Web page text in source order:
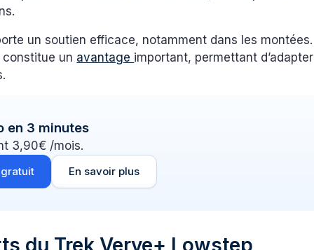
un soutien efficace, notamment dans les montées.
constitue un avantage important, permettant d’adapter
en 3 minutes
3,90€ /mois.
En savoir plus
du Trek Verve+ Lowstep